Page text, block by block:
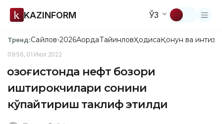
KAZINFORM ЎЗ
Тренд:Сайлов-2026АқордаТайинловҲодисаҚонун ва
09:56, 01 Июл 2022
Қозоғистонда нефт бозори
иштирокчилари сонини
кўпайтириш таклиф этилди